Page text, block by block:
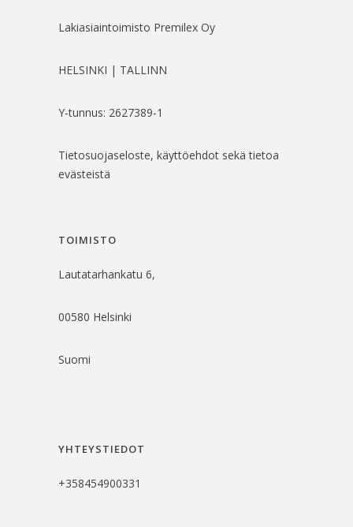
Lakiasiaintoimisto Premilex Oy
HELSINKI | TALLINN
Y-tunnus: 2627389-1
Tietosuojaseloste, käyttöehdot sekä tietoa
evästeistä
TOIMISTO
Lautatarhankatu 6,
00580 Helsinki
Suomi
YHTEYSTIEDOT
+358454900331